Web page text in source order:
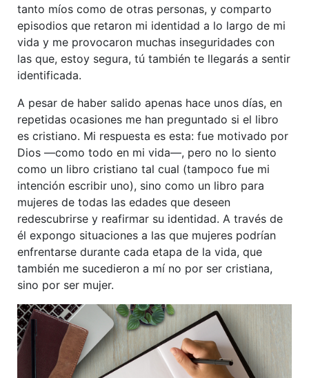
tanto míos como de otras personas, y comparto
episodios que retaron mi identidad a lo largo de mi
vida y me provocaron muchas inseguridades con
las que, estoy segura, tú también te llegarás a sentir
identificada.
A pesar de haber salido apenas hace unos días, en
repetidas ocasiones me han preguntado si el libro
es cristiano. Mi respuesta es esta: fue motivado por
Dios —como todo en mi vida—, pero no lo siento
como un libro cristiano tal cual (tampoco fue mi
intención escribir uno), sino como un libro para
mujeres de todas las edades que deseen
redescubrirse y reafirmar su identidad. A través de
él expongo situaciones a las que mujeres podrían
enfrentarse durante cada etapa de la vida, que
también me sucedieron a mí no por ser cristiana,
sino por ser mujer.